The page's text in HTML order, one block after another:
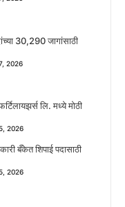
30,290 जागांसाठी
2026
लि. मध्ये मोठी
2026
बँकेत शिपाई पदासाठी
2026